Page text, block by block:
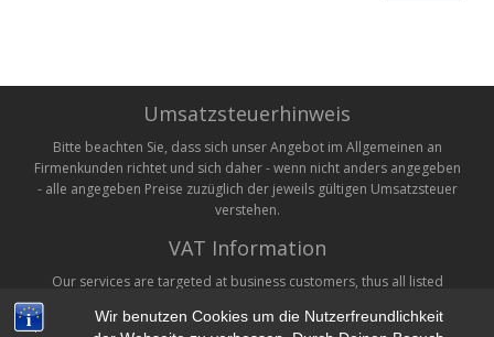
Wir benutzen Cookies um die Nutzerfreundlichkeit
Umsatzsteuerhinweis
Bitte beachten Sie, dass sich unser Angebot im Allgemeinen an
Firmenkunden richtet und sich daher - wenn nicht anders angegeben
- alle angegeben Preise zuzüglich der jeweils gültigen Umsatzsteuer
verstehen.
VAT Information
Our services are targeted at business customers, thus all listed
applicable.